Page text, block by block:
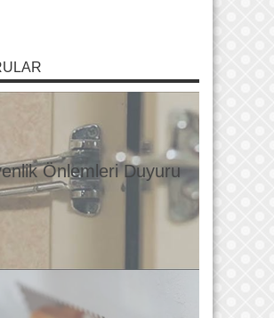
Önlemleri Duyuru